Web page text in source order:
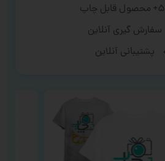
چاپ
سفارش گیری آنلاین
پشتیبانی آنلاین